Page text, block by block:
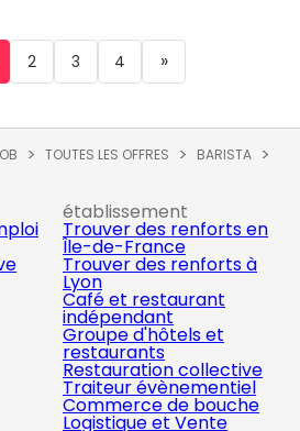
2 3 4 »
TOUTES LES OFFRES
BARISTA
établissement
Trouver des renforts en
Île-de-France
Trouver des renforts à
Lyon
Café et restaurant
indépendant
Groupe d'hôtels et
restaurants
Restauration collective
Traiteur évènementiel
Commerce de bouche
Logistique et Vente